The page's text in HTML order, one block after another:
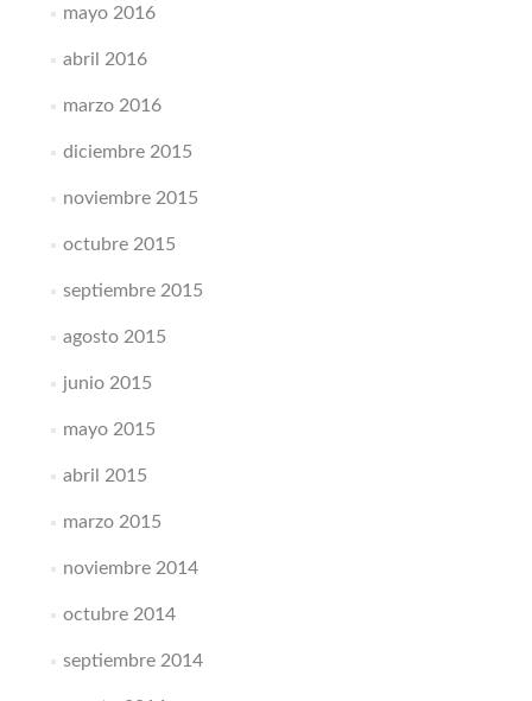
mayo 2016
abril 2016
marzo 2016
diciembre 2015
noviembre 2015
octubre 2015
septiembre 2015
agosto 2015
junio 2015
mayo 2015
abril 2015
marzo 2015
noviembre 2014
octubre 2014
septiembre 2014